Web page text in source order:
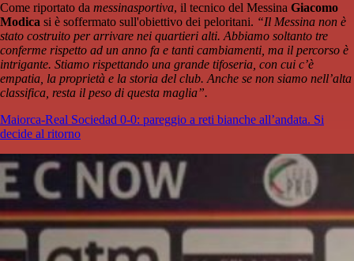
Come riportato da messinasportiva, il tecnico del Messina Giacomo
Modica si è soffermato sull'obiettivo dei peloritani. “Il Messina non è
stato costruito per arrivare nei quartieri alti. Abbiamo soltanto tre
conferme rispetto ad un anno fa e tanti cambiamenti, ma il percorso è
intrigante. Stiamo rispettando una grande tifoseria, con cui c’è
empatia, la proprietà e la storia del club. Anche se non siamo nell’alta
classifica, resta il peso di questa maglia”.
Maiorca-Real Sociedad 0-0: pareggio a reti bianche all’andata. Si
decide al ritorno